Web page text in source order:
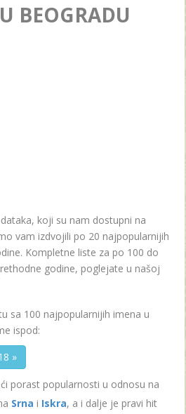
BEOGRADU
koji su nam dostupni na
vam izdvojili po 20 najpopularnijih
Kompletne liste za po 100 do
godine, poglejate u našoj
sa 100 najpopularnijih imena u
ispod:
»
porast popularnosti u odnosu na
Srna i Iskra, a i dalje je pravi hit